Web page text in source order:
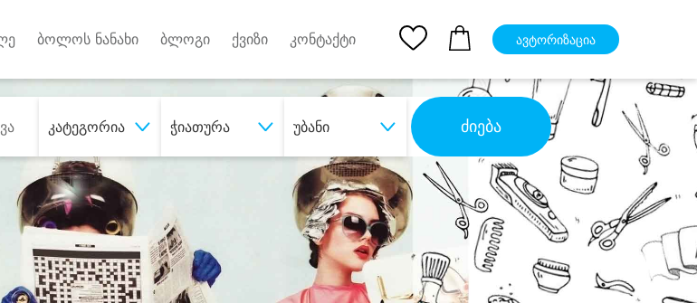
ბოლოს ნანახი ბლოგი ქვიზი კონტაქტი ავტორიზაცია
კატეგორია ჭიათურა უბანი ძიება
სასურველი მომსახურებადიდი დანაზოგით